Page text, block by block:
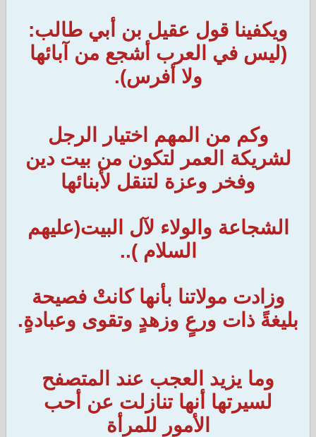
ويكفينا قول عقيل بن أبي طالب:
(ليس في العرب أشجع من آبائها
ولا أفرس).
وكم من المهم اختيار الرجل
لشريكة العمر لتكون من بيت دين
وفخر وعزة لتنقل لأبنائها
الشجاعة والولاء لآل البيت(عليهم
السلام )..
وزادت مولاتنا بأنها كانتْ فصيحة
بليغةً ذات ورعٍ وزهدٍ وتقوى وعبادةٍ.
وما يزيد العجب عند المتصفح
لسيرتها أنها تنازلت عن أحب
الأمور للمرأة